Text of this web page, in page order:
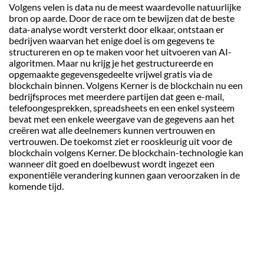
Volgens velen is data nu de meest waardevolle natuurlijke
bron op aarde. Door de race om te bewijzen dat de beste
data-analyse wordt versterkt door elkaar, ontstaan er
bedrijven waarvan het enige doel is om gegevens te
structureren en op te maken voor het uitvoeren van AI-
algoritmen. Maar nu krijg je het gestructureerde en
opgemaakte gegevensgedeelte vrijwel gratis via de
blockchain binnen. Volgens Kerner is de blockchain nu een
bedrijfsproces met meerdere partijen dat geen e-mail,
telefoongesprekken, spreadsheets en een enkel systeem
bevat met een enkele weergave van de gegevens aan het
creëren wat alle deelnemers kunnen vertrouwen en
vertrouwen. De toekomst ziet er rooskleurig uit voor de
blockchain volgens Kerner. De blockchain-technologie kan
wanneer dit goed en doelbewust wordt ingezet een
exponentiële verandering kunnen gaan veroorzaken in de
komende tijd.